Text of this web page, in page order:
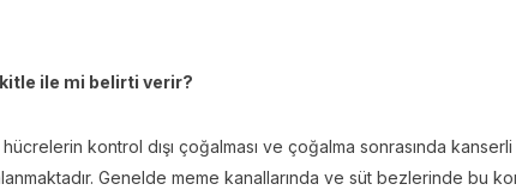
ile mi belirti verir?
kontrol dışı çoğalması ve çoğalma sonrasında kanserli
Genelde meme kanallarında ve süt bezlerinde bu